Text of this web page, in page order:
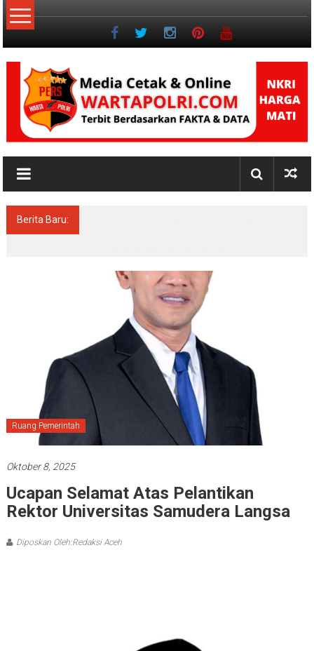
Lompat
ke
NKRI
Jurnalisme
Berita Baru:
Ruang Pemerintah
Oktober 8, 2025
Ucapan Selamat Atas Pelantikan
Rektor Universitas Samudera Langsa
Diposkan Oleh:Redaksi Aceh